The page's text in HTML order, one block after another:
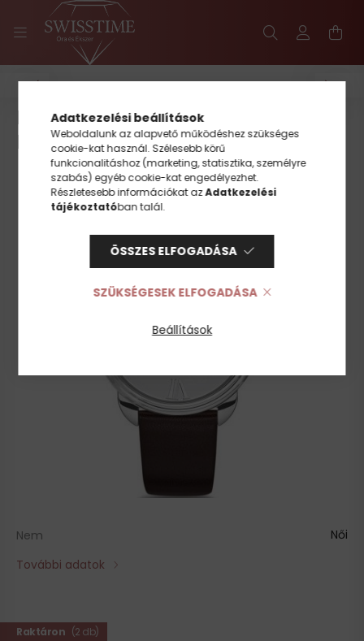
Freelook
FREELOOK F-7-1019-01 NŐI
KARÓRA
Nem
Női
További adatok
Raktáron (2 db)
Adatkezelési beállítások
Weboldalunk az alapvető működéshez szükséges
cookie-kat használ. Szélesebb körű
funkcionalitáshoz (marketing, statisztika, személyre
szabás) egyéb cookie-kat engedélyezhet.
Részletesebb információkat azAdatkezelési
tájékoztatóban talál.
ÖSSZES ELFOGADÁSA
SZÜKSÉGESEK ELFOGADÁSA
Beállítások